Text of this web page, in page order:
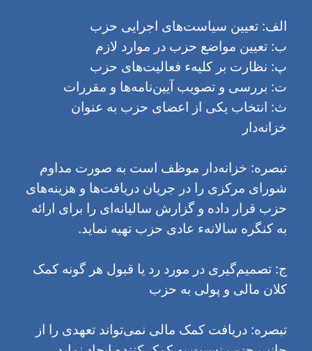
الف: تعیین سیاست‌های اجرایی حزب
ب: تعیین مواضع حزب در موارد لازم
پ: نظارت بر کلیهء فعالیت‌های حزب
ت: بررسی و تصویب آیین‌نامه‌ها و مقررات
ث: انتخاب یکی از اعضای حزب به عنوان
خزانه‌دار
تبصره: خزانه‌دار موظف است به صورت مداوم
شورای مرکزی را در جریان دریافت‌ها و هزینه‌های
حزب قرار داده و گزارش سالیانه‌ای را برای ارائه
به کنگره سالانهء عادی حزب تهیه نماید.
ج: تصمیم‌گیری در مورد رد یا قبول هر گونه کمک
کلان مالی و پولی به حزب
تبصره: دریافت کمک مالی نمی‌تواند تعهدی را از